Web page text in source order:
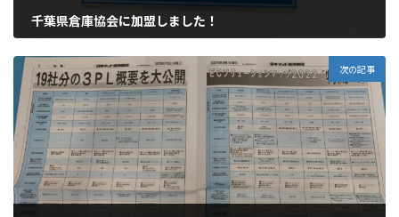
千葉県倉庫協会に加盟しました！
2022年9月22日
次の記事